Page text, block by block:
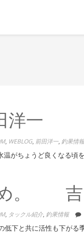
洋一
, WEBLOG, 前田洋一, 釣果情報
がちょうど良くなる頃
め。 吉
, タックル紹介, 釣果情報
低下と共に活性も下が